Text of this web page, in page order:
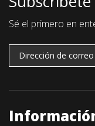
Sé el primero en